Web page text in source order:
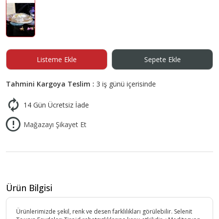
Listeme Ekle Sepete Ekle
Tahmini Kargoya Teslim : 3 iş günü içerisinde
14 Gün Ücretsiz İade
Mağazayı Şikayet Et
Ürün Bilgisi
Ürünlerimizde şekil, renk ve desen farklılıkları görülebilir. Selenit